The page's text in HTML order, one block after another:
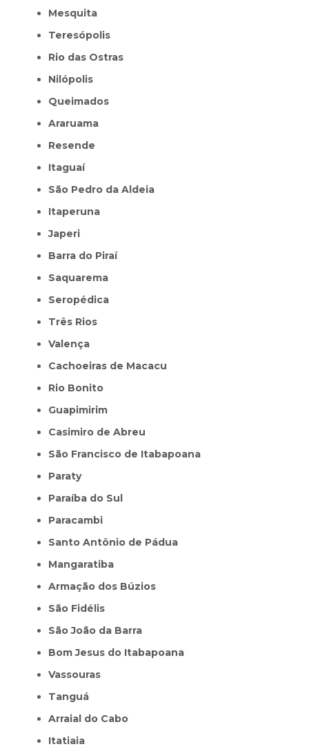
Mesquita
Teresópolis
Rio das Ostras
Nilópolis
Queimados
Araruama
Resende
Itaguaí
São Pedro da Aldeia
Itaperuna
Japeri
Barra do Piraí
Saquarema
Seropédica
Três Rios
Valença
Cachoeiras de Macacu
Rio Bonito
Guapimirim
Casimiro de Abreu
São Francisco de Itabapoana
Paraty
Paraíba do Sul
Paracambi
Santo Antônio de Pádua
Mangaratiba
Armação dos Búzios
São Fidélis
São João da Barra
Bom Jesus do Itabapoana
Vassouras
Tanguá
Arraial do Cabo
Itatiaia